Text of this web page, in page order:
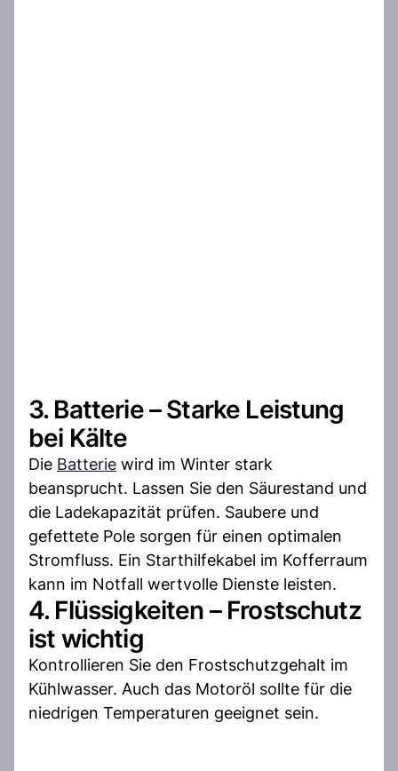
3. Batterie – Starke Leistung
bei Kälte
Die Batterie wird im Winter stark
beansprucht. Lassen Sie den Säurestand und
die Ladekapazität prüfen. Saubere und
gefettete Pole sorgen für einen optimalen
Stromfluss. Ein Starthilfekabel im Kofferraum
kann im Notfall wertvolle Dienste leisten.
4. Flüssigkeiten – Frostschutz
ist wichtig
Kontrollieren Sie den Frostschutzgehalt im
Kühlwasser. Auch das Motoröl sollte für die
niedrigen Temperaturen geeignet sein.